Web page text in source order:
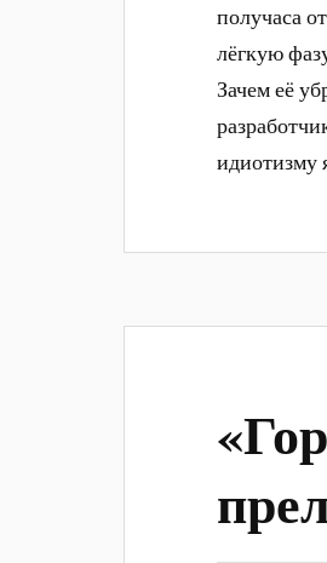
получаса
лёгкую
Зачем её
идиотизму